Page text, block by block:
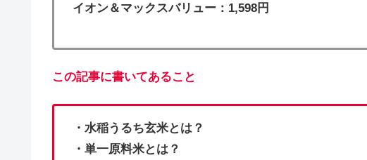
イオン＆マックスバリュー：1,598円
この記事に書いてあること
・水稲うるち玄米とは？
・単一原料米とは？